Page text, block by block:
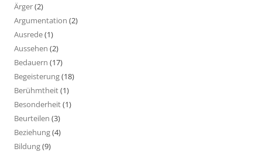
Ärger(2)
Argumentation (2)
Ausrede(1)
Aussehen (2)
Bedauern (17)
Begeisterung(18)
Berühmtheit(1)
Besonderheit(1)
Beurteilen (3)
Beziehung(4)
Bildung(9)